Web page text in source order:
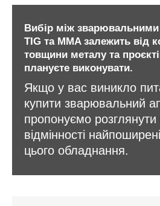
Вибір між зварювальними
TIG та MMA залежить від
товщини металу та
плануєте виконувати.
Якщо у вас виникло
купити зварювальний
пропонуємо розглянути
відмінності
цього обладнання.